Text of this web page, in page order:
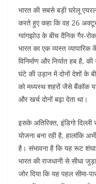
भारत की सबसे बड़ी घरेलू
करते हुए कहा कि वह 26
ग्वांगझोउ के बीच दैनिक गैर-
भारत का एक व्यस्त
विनिर्माण और निर्यात हब है,
घंटे की उड़ान में दोनों देशों के
को मध्यस्थ शहरों जैसे बैंकॉक
और खर्च दोनों बढ़ा देता था।
इसके अतिरिक्त, इंडिगो
योजना बना रही है, हालांकि
है। संभावना है कि यह रूट
भारत की राजधानी से सीधा
जोर दिया कि यह पहल सीमा-